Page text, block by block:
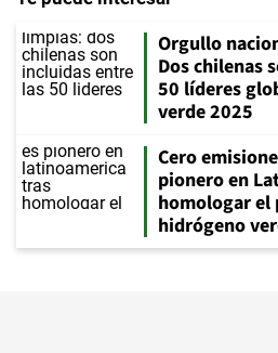
Orgullo
Dos chilenas
50 líderes
verde 2025
Cero
pionero en
homologar el
hidrógeno